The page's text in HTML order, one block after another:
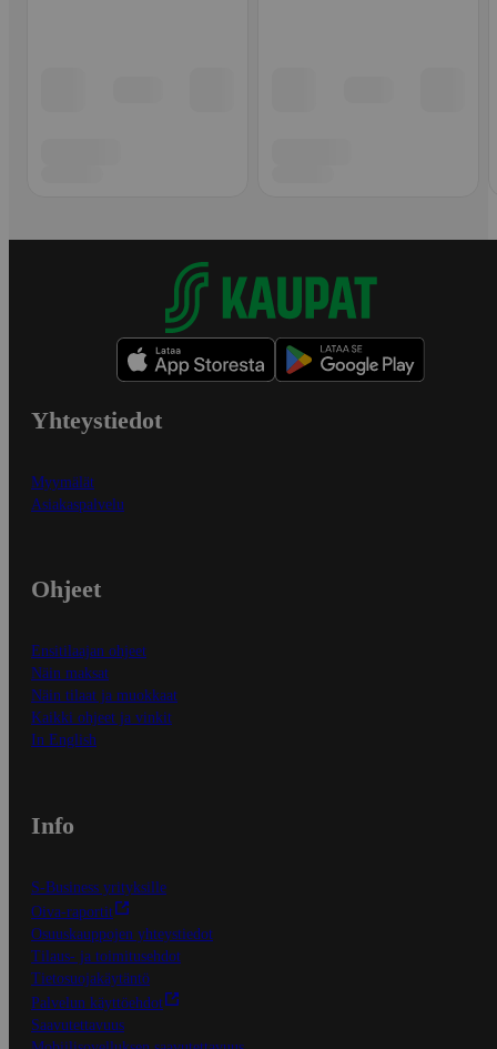
Yhteystiedot
Myymälät
Asiakaspalvelu
Ohjeet
Ensitilaajan ohjeet
Näin maksat
Näin tilaat ja muokkaat
Kaikki ohjeet ja vinkit
In English
Info
S-Business yrityksille
Oiva-raportit
Osuuskauppojen yhteystiedot
Tilaus- ja toimitusehdot
Tietosuojakäytäntö
Palvelun käyttöehdot
Saavutettavuus